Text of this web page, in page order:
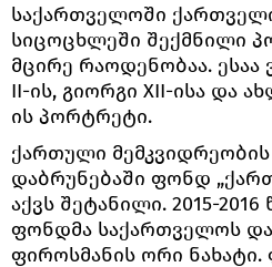
საქართველოში
სიცოცხლეში შექმნილი
მცირე რაოდენობაა. ესაა
II-ის, გიორგი ХII-ისა და
ის პორტრეტი.
ქართული მემკვიდრეობის
დაბრუნებაში ფონდ
აქვს შეტანილი. 2015-
ფონდმა საქართველოს
ფიროსმანის ორი ნახატი.